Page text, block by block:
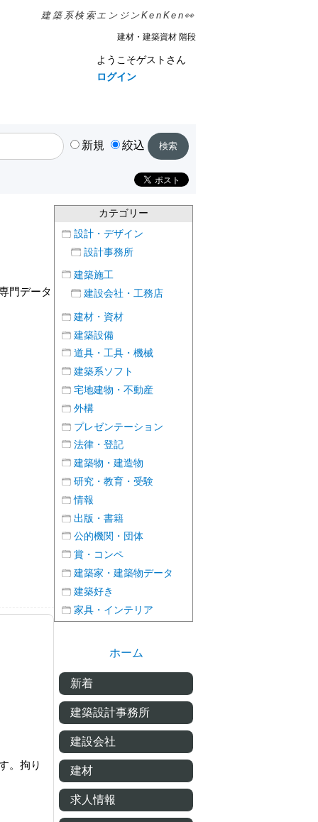
建築系検索エンジンKenKen👀
建材・建築資材 階段
ようこそゲストさん
ログイン
新規 絞込
門データ
。拘り
カテゴリー
設計・デザイン
設計事務所
建築施工
建設会社・工務店
建材・資材
建築設備
道具・工具・機械
建築系ソフト
宅地建物・不動産
外構
プレゼンテーション
法律・登記
建築物・建造物
研究・教育・受験
情報
出版・書籍
公的機関・団体
賞・コンペ
建築家・建築物データ
建築好き
家具・インテリア
ホーム
新着
建築設計事務所
建設会社
建材
求人情報